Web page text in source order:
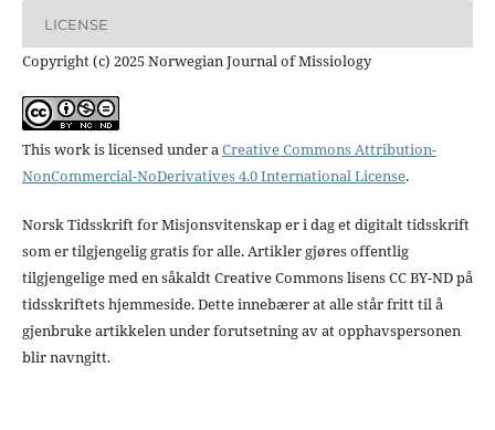
LICENSE
Copyright (c) 2025 Norwegian Journal of Missiology
This work is licensed under aCreative Commons Attribution-
NonCommercial-NoDerivatives 4.0 International License.
Norsk Tidsskrift for Misjonsvitenskap er i dag et digitalt tidsskrift
som er tilgjengelig gratis for alle. Artikler gjøres offentlig
tilgjengelige med en såkaldt Creative Commons lisens CC BY-ND på
tidsskriftets hjemmeside. Dette innebærer at alle står fritt til å
gjenbruke artikkelen under forutsetning av at opphavspersonen
blir navngitt.